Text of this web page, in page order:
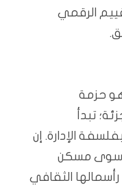
الرقمي
حزمة
تبدأ
الإدارة. إن
سوى مسكن
الثقافي